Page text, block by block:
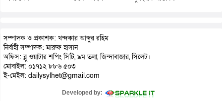
সম্পাদক ও প্রকাশক: খন্দকার আব্দুর রহিম
নির্বাহী সম্পাদক: মারুফ হাসান
অফিস: ব্লু ওয়াটার শপিং সিটি, ৯ম তলা, জিন্দাবাজার, সিলেট।
মোবাইল: ০১৭১২ ৮৮৬ ৫০৩
ই-মেইল: dailysylhet@gmail.com
Developed by: